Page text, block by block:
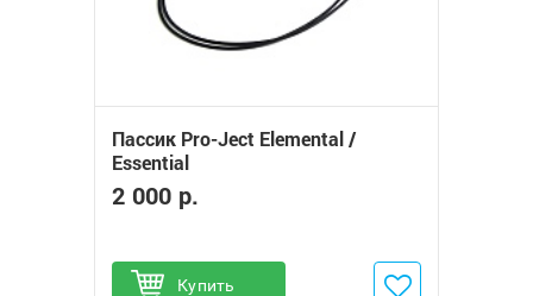
Пассик Pro-Ject Elemental /
Essential
2 000 р.
Купить
Добавить в избранное